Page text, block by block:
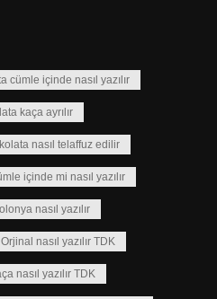
cümle içinde nasıl yazılır
kaça ayrılır
nasıl telaffuz edilir
içinde mi nasıl yazılır
nasıl yazılır
Orjinal nasıl yazılır TDK
nasıl yazılır TDK